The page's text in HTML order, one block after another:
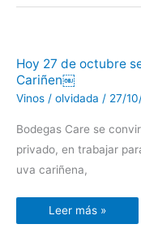
Hoy 27 de octubre
Cariñen￼
Vinos / olvidada / 27/
Bodegas Care se
privado, en trabajar
uva cariñena,
Hoy
27
de
octubre
se
Día
mundial
de
la
uva
￼
Leer más »